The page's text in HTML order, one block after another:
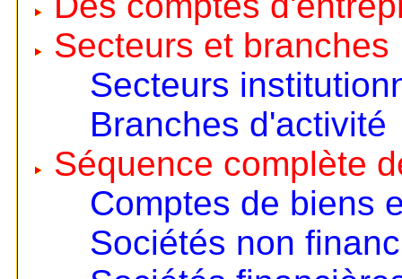
Secteurs et branches
Secteurs
Branches d'activité
Séquence complète
Comptes de biens
Sociétés non